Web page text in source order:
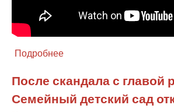
Подробнее
тоже
плачут.
Повышение
После скандала с главой
Семейный детский сад